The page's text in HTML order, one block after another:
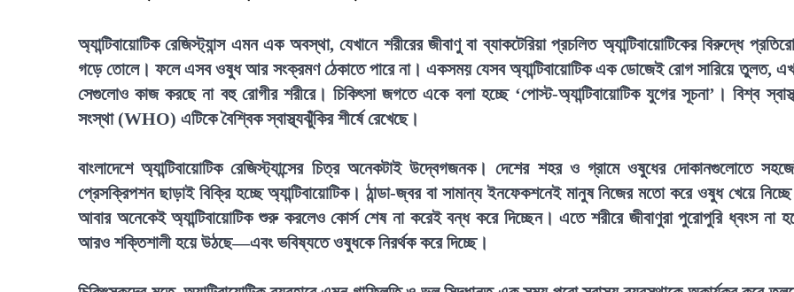
অ্যান্টিবায়োটিক রেজিস্ট্যান্স এমন এক অবস্থা, যেখানে শরীরের জীবাণু বা ব্যাকটেরিয়া প্রচলিত অ্যান্টিবায়োটিকের বিরুদ্ধে
গড়ে তোলে। ফলে এসব ওষুধ আর সংক্রমণ ঠেকাতে পারে না। একসময় যেসব অ্যান্টিবায়োটিক এক ডোজেই রোগ সারিয়ে তুলত,
সেগুলোও কাজ করছে না বহু রোগীর শরীরে। চিকিৎসা জগতে একে বলা হচ্ছে ‘পোস্ট-অ্যান্টিবায়োটিক যুগের সূচনা’। বিশ্ব
সংস্থা (WHO) এটিকে বৈশ্বিক স্বাস্থ্যঝুঁকির শীর্ষে রেখেছে।
বাংলাদেশে অ্যান্টিবায়োটিক রেজিস্ট্যান্সের চিত্র অনেকটাই উদ্বেগজনক। দেশের শহর ও গ্রামে ওষুধের দোকানগুলোতে
প্রেসক্রিপশন ছাড়াই বিক্রি হচ্ছে অ্যান্টিবায়োটিক। ঠান্ডা-জ্বর বা সামান্য ইনফেকশনেই মানুষ নিজের মতো করে ওষুধ খেয়ে
আবার অনেকেই অ্যান্টিবায়োটিক শুরু করলেও কোর্স শেষ না করেই বন্ধ করে দিচ্ছেন। এতে শরীরে জীবাণুরা পুরোপুরি ধ্বংস না
আরও শক্তিশালী হয়ে উঠছে—এবং ভবিষ্যতে ওষুধকে নিরর্থক করে দিচ্ছে।